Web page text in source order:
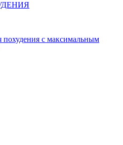
с максимальным